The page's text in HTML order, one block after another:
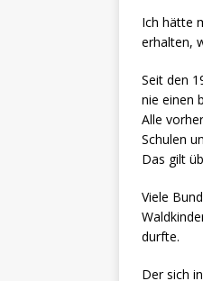
Ich hätte
erhalten,
Seit den
nie einen
Alle
Schulen
Das gilt
Viele
durfte.
Der sich